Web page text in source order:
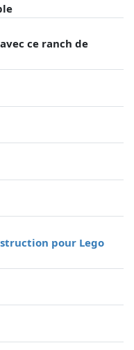
ce ranch de
pour Lego